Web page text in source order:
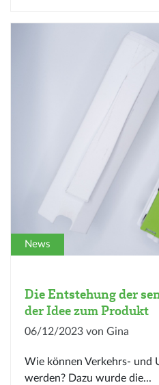
News
Die Entstehung der
der Idee zum Produkt
06/12/2023 von Gina
Wie können Verkehrs- und
werden? Dazu wurde die...